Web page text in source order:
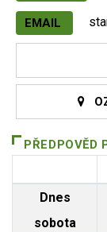
EMAIL
PŘEDPOVĚD
Dnes
sobota